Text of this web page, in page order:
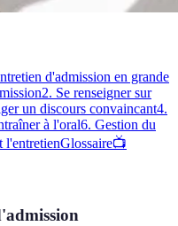
d'admission en grande
2. Se renseigner sur
un discours convaincant4.
à l'oral6. Gestion du
l'entretienGlossaire📺